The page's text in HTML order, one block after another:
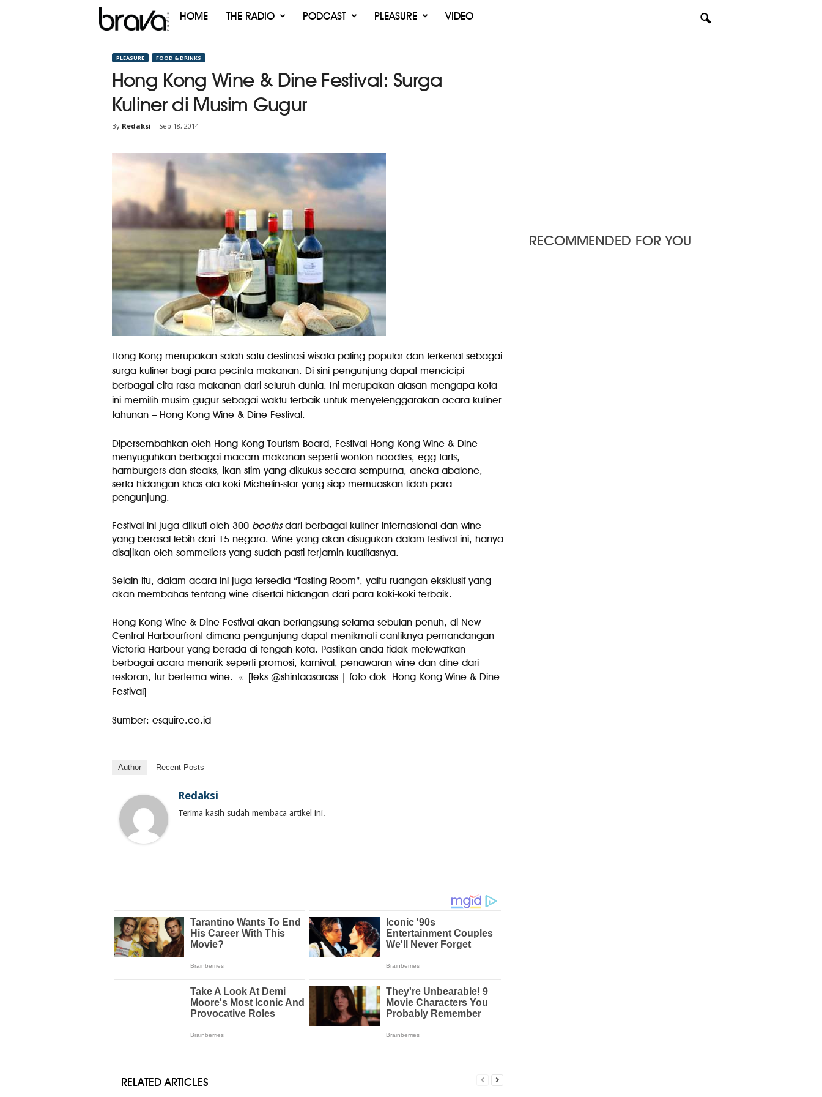
Brava
HOME THE RADIO PODCAST PLEASURE VIDEO
PLEASURE FOOD & DRINKS
Hong Kong Wine & Dine Festival: Surga
Kuliner di Musim Gugur
By Redaksi - Sep 18, 2014
Hong Kong merupakan salah satu destinasi wisata paling popular dan terkenal sebagai
surga kuliner bagi para pecinta makanan. Di sini pengunjung dapat mencicipi
berbagai cita rasa makanan dari seluruh dunia. Ini merupakan alasan mengapa kota
ini memilih musim gugur sebagai waktu terbaik untuk menyelenggarakan acara kuliner
tahunan – Hong Kong Wine & Dine Festival.
Dipersembahkan oleh Hong Kong Tourism Board, Festival Hong Kong Wine & Dine
menyuguhkan berbagai macam makanan seperti wonton noodles, egg tarts,
hamburgers dan steaks, ikan stim yang dikukus secara sempurna, aneka abalone,
serta hidangan khas ala koki Michelin-star yang siap memuaskan lidah para
pengunjung.
Festival ini juga diikuti oleh 300 boothsdari berbagai kuliner internasional dan wine
yang berasal lebih dari 15 negara. Wine yang akan disugukan dalam festival ini, hanya
disajikan oleh sommeliers yang sudah pasti terjamin kualitasnya.
Selain itu, dalam acara ini juga tersedia “Tasting Room”, yaitu ruangan eksklusif yang
akan membahas tentang wine disertai hidangan dari para koki-koki terbaik.
Hong Kong Wine & Dine Festival akan berlangsung selama sebulan penuh, di New
Central Harbourfront dimana pengunjung dapat menikmati cantiknya pemandangan
Victoria Harbour yang berada di tengah kota. Pastikan anda tidak melewatkan
berbagai acara menarik seperti promosi, karnival, penawaran wine dan dine dari
restoran, tur bertema wine. «[teks @shintaasarass | foto dok Hong Kong Wine & Dine
Festival]
Sumber: esquire.co.id
Author Recent Posts
Redaksi
Terima kasih sudah membaca artikel ini.
RELATED ARTICLES
RECOMMENDED FOR YOU